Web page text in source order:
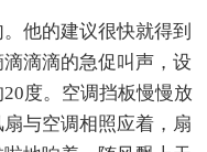
他的建议很快就得到
滴滴的急促叫声，设
度。空调挡板慢慢放
与空调相照应着，扇